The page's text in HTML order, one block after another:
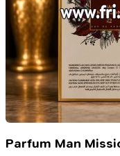
Parfum Man